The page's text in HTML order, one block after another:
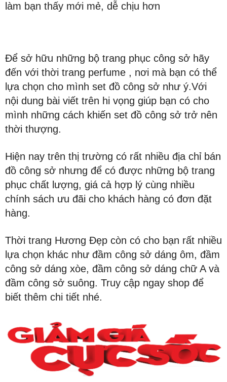
làm bạn thấy mới mẻ, dễ chịu hơn
Để sở hữu những bộ trang phục công sở hãy
đến với thời trang perfume , nơi mà bạn có thể
lựa chọn cho mình set đồ công sở như ý.Với
nội dung bài viết trên hi vọng giúp bạn có cho
mình những cách khiến set đồ công sở trở nên
thời thượng.
Hiện nay trên thị trường có rất nhiều địa chỉ bán
đồ công sở nhưng để có được những bộ trang
phục chất lượng, giá cả hợp lý cùng nhiều
chính sách ưu đãi cho khách hàng có đơn đặt
hàng.
Thời trang Hương Đẹp còn có cho bạn rất nhiều
lựa chọn khác như đầm công sở dáng ôm, đầm
công sở dáng xòe, đầm công sở dáng chữ A và
đầm công sở suông. Truy cập ngay shop để
biết thêm chi tiết nhé.